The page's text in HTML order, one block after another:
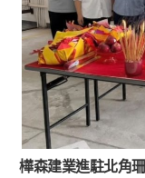
樺森建業進駐北角